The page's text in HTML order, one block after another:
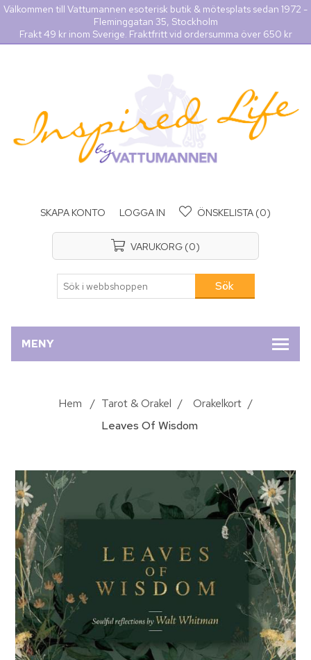
Välkommen till Vattumannen esoterisk butik & mötesplats sedan 1972 -
Fleminggatan 35, Stockholm
Frakt 49 kr inom Sverige. Fraktfritt vid ordersumma över 650 kr
SKAPA KONTO LOGGA IN ÖNSKELISTA (0)
VARUKORG (0)
MENY
Hem / Tarot & Orakel / Orakelkort /
Leaves Of Wisdom